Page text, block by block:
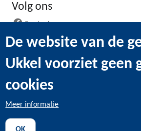
Volg ons
Facebook
Instagram
WhatsApp
@2022 Gemeentebestuur van Ukkel -
De website van de
Ukkel voorziet geen
cookies
Meer informatie